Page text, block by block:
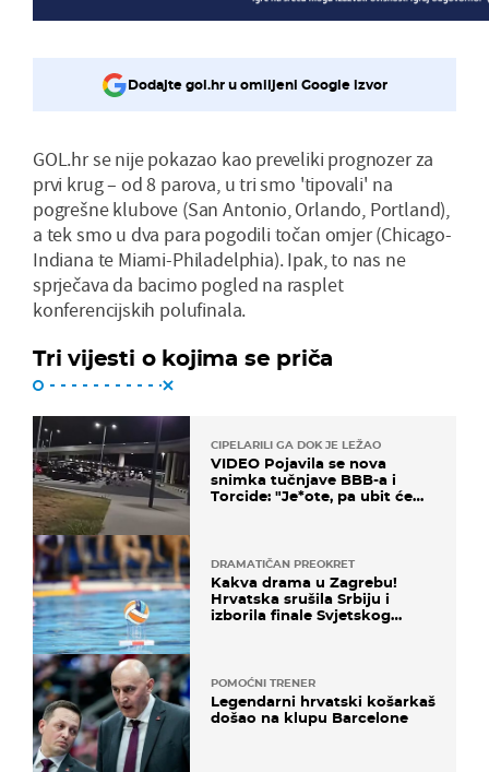
Dodajte gol.hr u omiljeni Google izvor
GOL.hr se nije pokazao kao preveliki prognozer za
prvi krug – od 8 parova, u tri smo 'tipovali' na
pogrešne klubove (San Antonio, Orlando, Portland),
a tek smo u dva para pogodili točan omjer (Chicago-
Indiana te Miami-Philadelphia). Ipak, to nas ne
sprječava da bacimo pogled na rasplet
konferencijskih polufinala.
Tri vijesti o kojima se priča
CIPELARILI GA DOK JE LEŽAO
VIDEO Pojavila se nova
snimka tučnjave BBB-a i
Torcide: "Je*ote, pa ubit će
DRAMATIČAN PREOKRET
Kakva drama u Zagrebu!
Hrvatska srušila Srbiju i
izborila finale Svjetskog
POMOĆNI TRENER
Legendarni hrvatski košarkaš
došao na klupu Barcelone